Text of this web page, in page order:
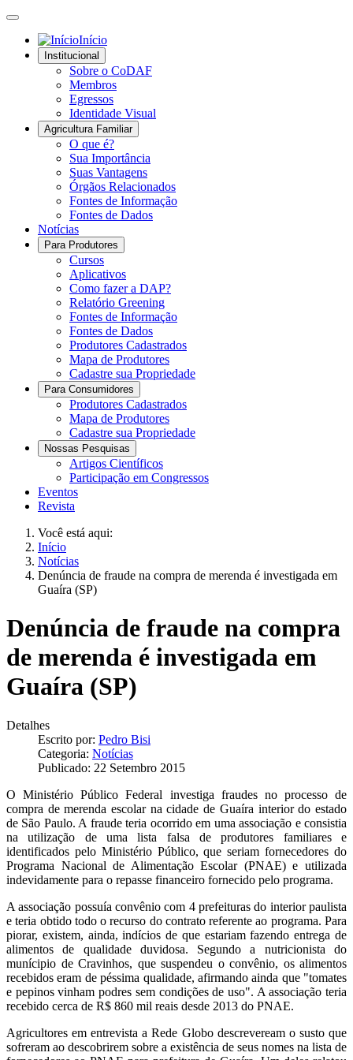
Início
Institucional
Sobre o CoDAF
Membros
Egressos
Identidade Visual
Agricultura Familiar
O que é?
Sua Importância
Suas Vantagens
Órgãos Relacionados
Fontes de Informação
Fontes de Dados
Notícias
Para Produtores
Cursos
Aplicativos
Como fazer a DAP?
Relatório Greening
Fontes de Informação
Fontes de Dados
Produtores Cadastrados
Mapa de Produtores
Cadastre sua Propriedade
Para Consumidores
Produtores Cadastrados
Mapa de Produtores
Cadastre sua Propriedade
Nossas Pesquisas
Artigos Científicos
Participação em Congressos
Eventos
Revista
Você está aqui:
Início
Notícias
Denúncia de fraude na compra de merenda é investigada em
Guaíra (SP)
Denúncia de fraude na compra
de merenda é investigada em
Guaíra (SP)
Detalhes
Escrito por: Pedro Bisi
Categoria: Notícias
Publicado: 22 Setembro 2015
O Ministério Público Federal investiga fraudes no processo de
compra de merenda escolar na cidade de Guaíra interior do estado
de São Paulo. A fraude teria ocorrido em uma associação e consistia
na utilização de uma lista falsa de produtores familiares e
identificados pelo Ministério Público, que seriam fornecedores do
Programa Nacional de Alimentação Escolar (PNAE) e utilizada
indevidamente para o repasse financeiro fornecido pelo programa.
A associação possuía convênio com 4 prefeituras do interior paulista
e teria obtido todo o recurso do contrato referente ao programa. Para
piorar, existem, ainda, indícios de que estariam fazendo entrega de
alimentos de qualidade duvidosa. Segundo a nutricionista do
munícipio de Cravinhos, que suspendeu o convênio, os alimentos
recebidos eram de péssima qualidade, afirmando ainda que "tomates
e pepinos vinham podres sem condições de uso". A associação teria
recebido cerca de R$ 860 mil reais desde 2013 do PNAE.
Agricultores em entrevista a Rede Globo descreveream o susto que
sofreram ao descobrirem sobre a existência de seus nomes na lista de